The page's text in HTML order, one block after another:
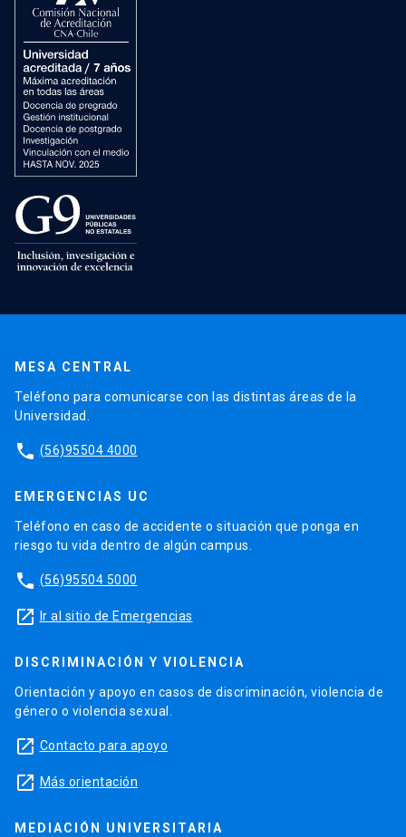
MESA CENTRAL
Teléfono para comunicarse con las distintas áreas de la
Universidad.
phone (56)95504 4000
EMERGENCIAS UC
Teléfono en caso de accidente o situación que ponga en
riesgo tu vida dentro de algún campus.
phone (56)95504 5000
launch Ir al sitio de Emergencias
DISCRIMINACIÓN Y VIOLENCIA
Orientación y apoyo en casos de discriminación, violencia de
género o violencia sexual.
launch Contacto para apoyo
launch Más orientación
MEDIACIÓN UNIVERSITARIA